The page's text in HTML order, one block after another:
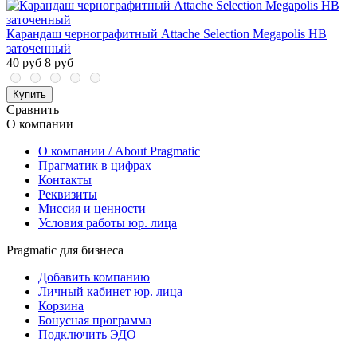
Карандаш чернографитный Attache Selection Megapolis HB
заточенный
40 руб 8 руб
Купить
Сравнить
О компании
О компании / About Pragmatic
Прагматик в цифрах
Контакты
Реквизиты
Миссия и ценности
Условия работы юр. лица
Pragmatic для бизнеса
Добавить компанию
Личный кабинет юр. лица
Корзина
Бонусная программа
Подключить ЭДО